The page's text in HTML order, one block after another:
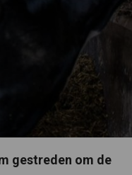
gestreden om de